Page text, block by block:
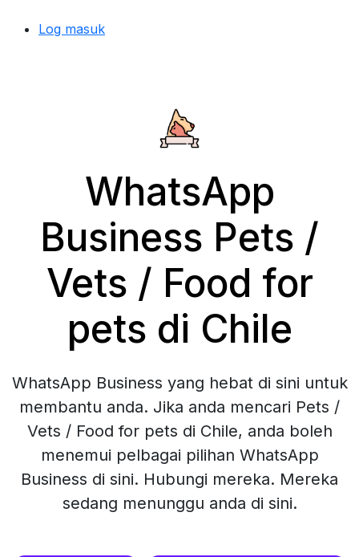
Log masuk
WhatsApp
Business Pets /
Vets / Food for
pets di Chile
WhatsApp Business yang hebat di sini untuk
membantu anda. Jika anda mencari Pets /
Vets / Food for pets di Chile, anda boleh
menemui pelbagai pilihan WhatsApp
Business di sini. Hubungi mereka. Mereka
sedang menunggu anda di sini.